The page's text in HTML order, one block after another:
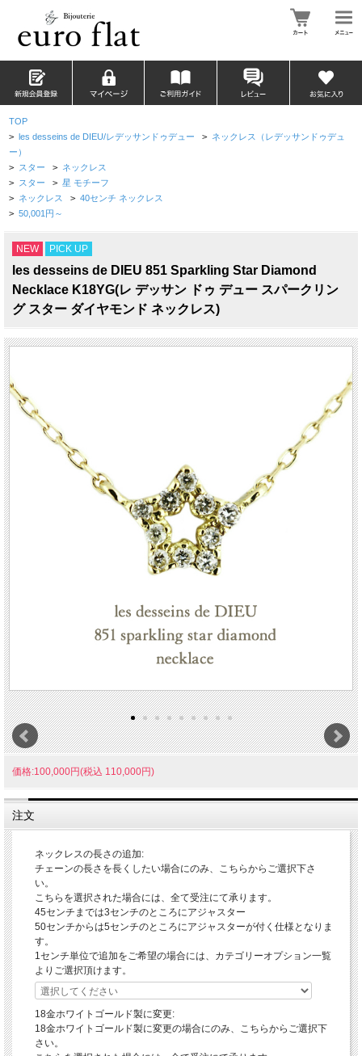
TOP
> les desseins de DIEU/レデッサンドゥデュー > ネックレス（レデッサンドゥデュ
ー）
> スター > ネックレス
> スター > 星 モチーフ
> ネックレス > 40センチ ネックレス
> 50,001円～
NEW PICK UP
les desseins de DIEU 851 Sparkling Star Diamond
Necklace K18YG(レ デッサン ドゥ デュー スパークリン
グ スター ダイヤモンド ネックレス)
価格:100,000円(税込 110,000円)
注文
ネックレスの長さの追加:
チェーンの長さを長くしたい場合にのみ、こちらからご選択下さ
い。
こちらを選択された場合には、全て受注にて承ります。
45センチまでは3センチのところにアジャスター
50センチからは5センチのところにアジャスターが付く仕様となりま
す。
1センチ単位で追加をご希望の場合には、カテゴリーオプション一覧
よりご選択頂けます。
18金ホワイトゴールド製に変更:
18金ホワイトゴールド製に変更の場合にのみ、こちらからご選択下
さい。